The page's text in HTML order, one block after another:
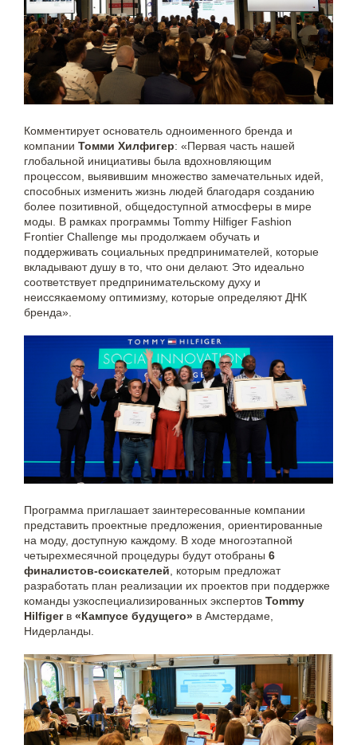
Комментирует основатель одноименного бренда и
компании Томми Хилфигер: «Первая часть нашей
глобальной инициативы была вдохновляющим
процессом, выявившим множество замечательных идей,
способных изменить жизнь людей благодаря созданию
более позитивной, общедоступной атмосферы в мире
моды. В рамках программы Tommy Hilfiger Fashion
Frontier Challenge мы продолжаем обучать и
поддерживать социальных предпринимателей, которые
вкладывают душу в то, что они делают. Это идеально
соответствует предпринимательскому духу и
неиссякаемому оптимизму, которые определяют ДНК
бренда».
Программа приглашает заинтересованные компании
представить проектные предложения, ориентированные
на моду, доступную каждому. В ходе многоэтапной
четырехмесячной процедуры будут отобраны 6
финалистов-соискателей , которым предложат
разработать план реализации их проектов при поддержке
команды узкоспециализированных экспертов Tommy
Hilfigerв «Кампусе будущего» в Амстердаме,
Нидерланды.